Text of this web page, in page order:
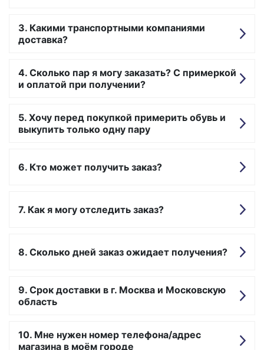
Какими транспортными компаниями
доставка?
Сколько пар я могу заказать? С примеркой
и оплатой при получении?
Хочу перед покупкой примерить обувь и
выкупить только одну пару
Кто может получить заказ?
Как я могу отследить заказ?
Сколько дней заказ ожидает получения?
Срок доставки в г. Москва и Московскую
область
Мне нужен номер телефона/адрес
магазина в моём городе